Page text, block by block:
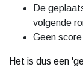
De
volgende
Geen
Het is dus een